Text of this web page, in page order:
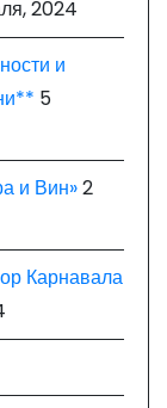
2024
и
5
и Вин»2
Карнавала